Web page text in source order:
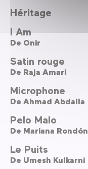
Héritage
I Am
De Onir
Satin rouge
De Raja Amari
Microphone
De Ahmad Abdalla
Pelo Malo
De Mariana Rondón
Le Puits
De Umesh Kulkarni